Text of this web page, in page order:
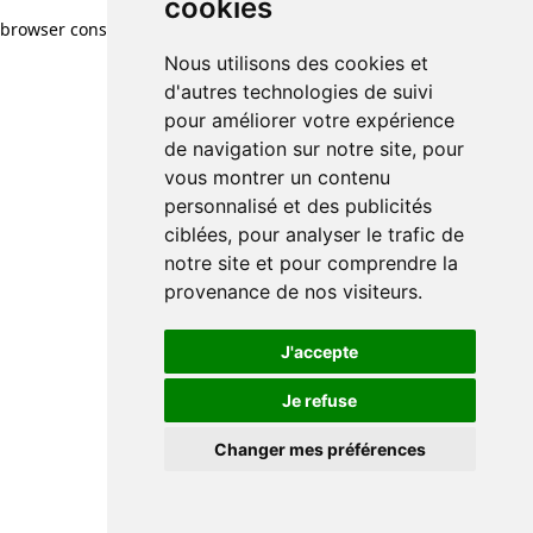
cookies
Nous utilisons des cookies et
d'autres technologies de suivi
pour améliorer votre expérience
de navigation sur notre site, pour
vous montrer un contenu
personnalisé et des publicités
ciblées, pour analyser le trafic de
notre site et pour comprendre la
provenance de nos visiteurs.
J'accepte
Je refuse
Changer mes préférences
browser console for more information)